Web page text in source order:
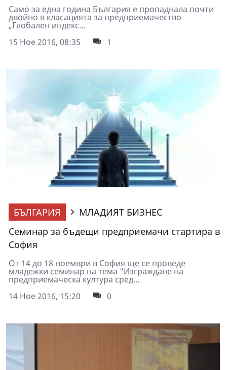
Само за една година България е пропаднала почти
двойно в класацията за предприемачество
„Глобален индекс...
15 Ное 2016, 08:35
1
БЪЛГАРИЯ
МЛАДИЯТ БИЗНЕС
Семинар за бъдещи предприемачи стартира в
София
От 14 до 18 ноември в София ще се проведе
младежки семинар на тема "Изграждане на
предприемаческа култура сред...
14 Ное 2016, 15:20
0